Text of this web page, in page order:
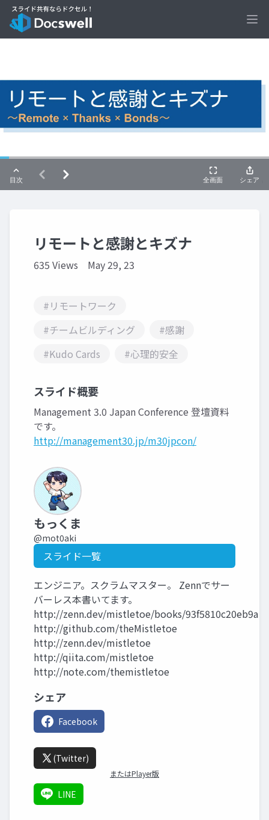
リモートと感謝とキズナ
635 Views May 29, 23
#リモートワーク
#チームビルディング
#感謝
#Kudo Cards
#心理的安全
スライド概要
Management 3.0 Japan Conference 登壇資料
です。
http://management30.jp/m30jpcon/
もっくま
@mot0aki
スライド一覧
エンジニア。スクラムマスター。 Zennでサー
バーレス本書いてます。
http://zenn.dev/mistletoe/books/93f5810c20eb9a
http://github.com/theMistletoe
http://zenn.dev/mistletoe
http://qiita.com/mistletoe
http://note.com/themistletoe
シェア
Facebook
(Twitter)
またはPlayer版
LINE